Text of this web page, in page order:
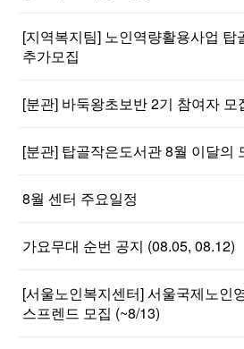
[지역복지팀] 노인역량활용사업
추가모집
[분관] 바둑왕초보반 2기 참여자 모
[분관] 탑골작은도서관 8월 이달의
8월 센터 주요일정
가요무대 순번 공지 (08.05, 08.12)
[서울노인복지센터] 서울국제노인
스프렌드 모집 (~8/13)